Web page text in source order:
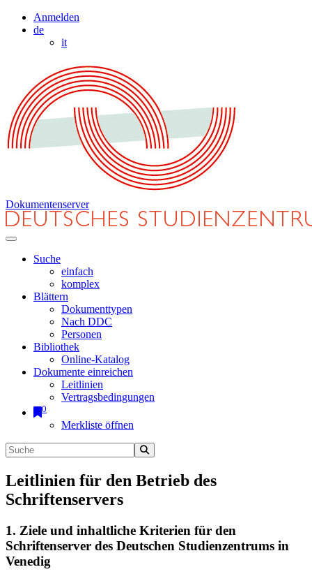
Anmelden
de
it
Dokumentenserver
Suche
einfach
komplex
Blättern
Dokumenttypen
Nach DDC
Personen
Bibliothek
Online-Katalog
Dokumente einreichen
Leitlinien
Vertragsbedingungen
0
Merkliste öffnen
Leitlinien für den Betrieb des
Schriftenservers
1. Ziele und inhaltliche Kriterien für den
Schriftenserver des Deutschen Studienzentrums in
Venedig